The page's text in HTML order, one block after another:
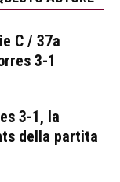
C / 37a
3-1
3-1, la
della partita